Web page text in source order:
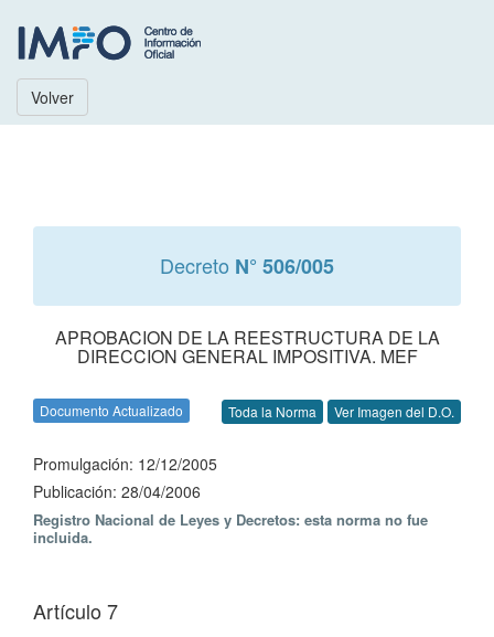
Volver
Decreto N° 506/005
APROBACION DE LA REESTRUCTURA DE LA
DIRECCION GENERAL IMPOSITIVA. MEF
Documento Actualizado Toda la Norma Ver Imagen del D.O.
Promulgación: 12/12/2005
Publicación: 28/04/2006
Registro Nacional de Leyes y Decretos: esta norma no fue
incluida.
Artículo 7